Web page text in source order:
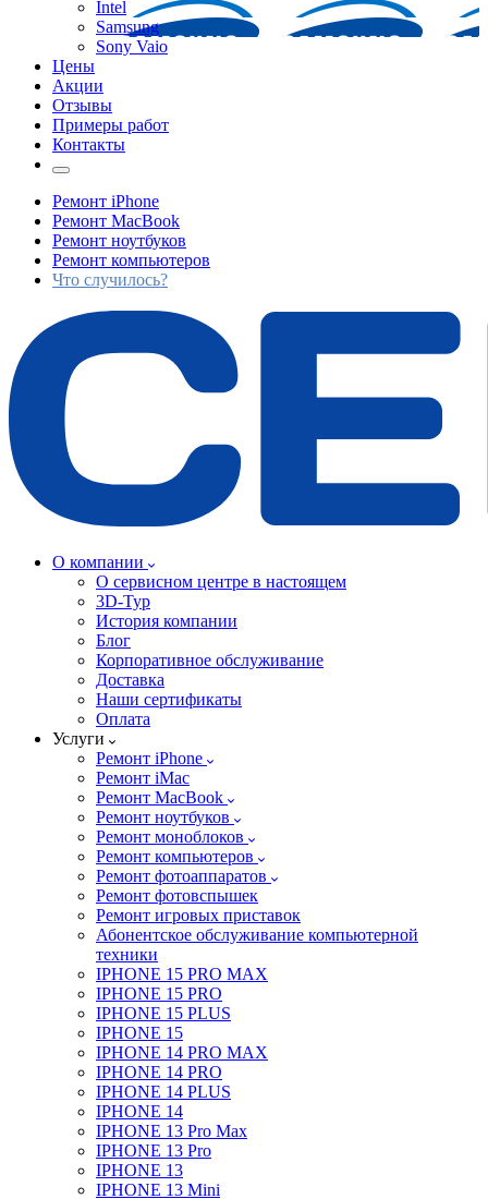
Intel
Samsung
Sony Vaio
Цены
Акции
Отзывы
Примеры работ
Контакты
Ремонт iPhone
Ремонт MacBook
Ремонт ноутбуков
Ремонт компьютеров
Что случилось?
О компании
О сервисном центре в настоящем
3D-Тур
История компании
Блог
Корпоративное обслуживание
Доставка
Наши сертификаты
Оплата
Услуги
Ремонт iPhone
Ремонт iMac
Ремонт MacBook
Ремонт ноутбуков
Ремонт моноблоков
Ремонт компьютеров
Ремонт фотоаппаратов
Ремонт фотовспышек
Ремонт игровых приставок
Абонентское обслуживание компьютерной
техники
IPHONE 15 PRO MAX
IPHONE 15 PRO
IPHONE 15 PLUS
IPHONE 15
IPHONE 14 PRO MAX
IPHONE 14 PRO
IPHONE 14 PLUS
IPHONE 14
IPHONE 13 Pro Max
IPHONE 13 Pro
IPHONE 13
IPHONE 13 Mini